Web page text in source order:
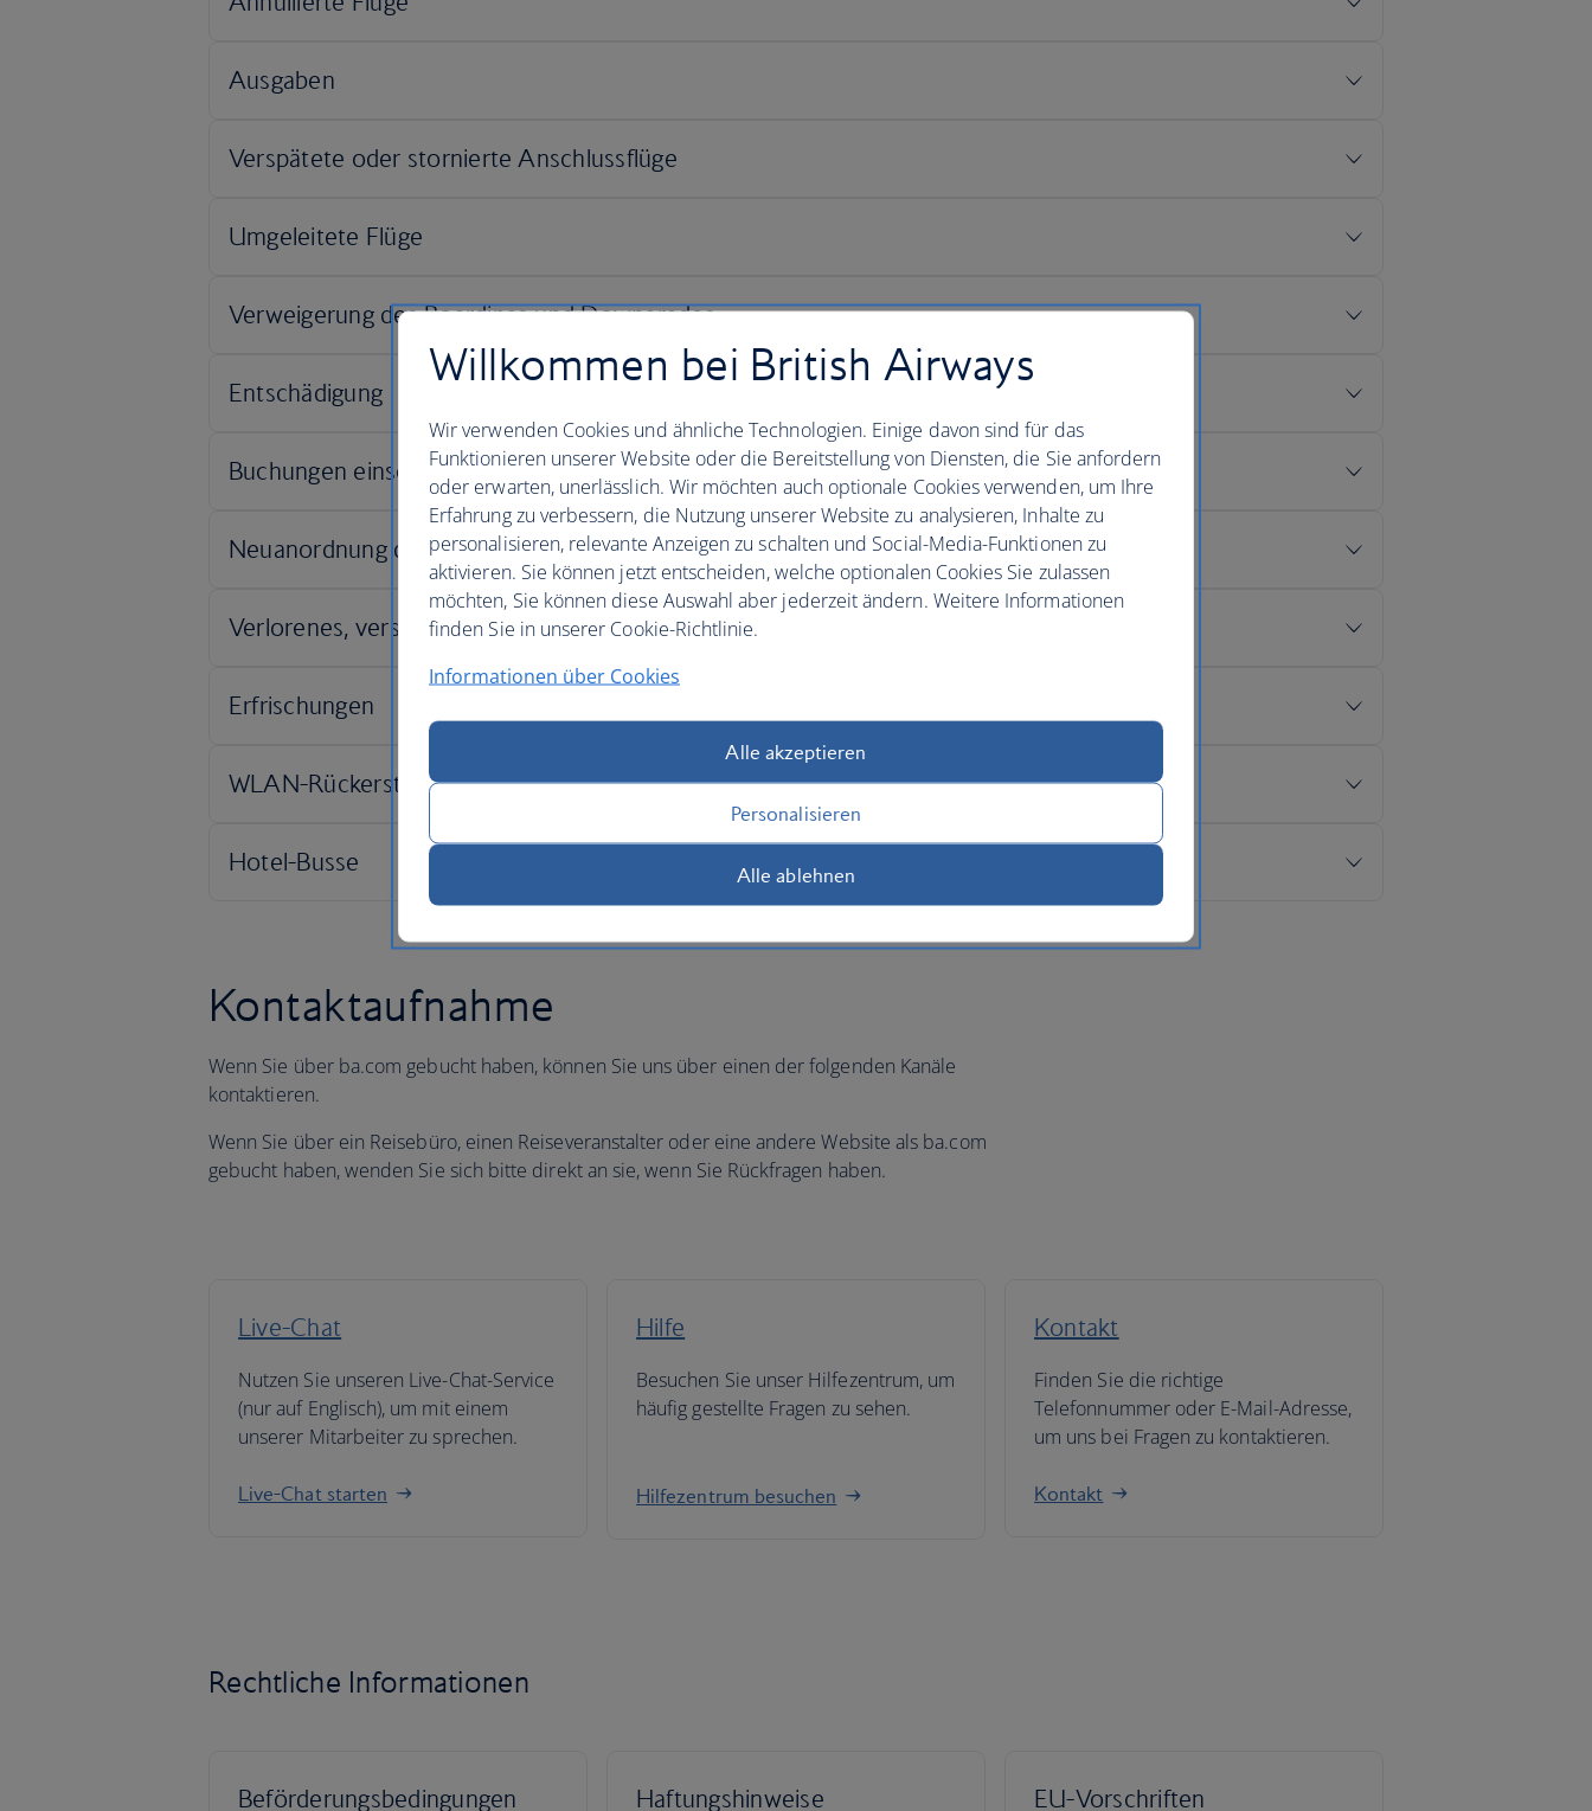
Kontaktaufnahme
Wenn Sie über ba.com gebucht haben, können Sie uns über einen der folgenden Kanäle
kontaktieren.
Wenn Sie über ein Reisebüro, einen Reiseveranstalter oder eine andere Website als ba.com
gebucht haben, wenden Sie sich bitte direkt an sie, wenn Sie Rückfragen haben.
Live-Chat
Nutzen Sie unseren Live-Chat-Service
(nur auf Englisch), um mit einem
unserer Mitarbeiter zu sprechen.
Live-Chat starten
Hilfe
Besuchen Sie unser Hilfezentrum, um
häufig gestellte Fragen zu sehen.
Hilfezentrum besuchen
Kontakt
Finden Sie die richtige
Telefonnummer oder E-Mail-Adresse,
um uns bei Fragen zu kontaktieren.
Kontakt
Rechtliche Informationen
Beförderungsbedingungen Haftungshinweise EU-Vorschriften
Willkommen bei British Airways
Wir verwenden Cookies und ähnliche Technologien. Einige davon sind für das
Funktionieren unserer Website oder die Bereitstellung von Diensten, die Sie anfordern
oder erwarten, unerlässlich. Wir möchten auch optionale Cookies verwenden, um Ihre
Erfahrung zu verbessern, die Nutzung unserer Website zu analysieren, Inhalte zu
personalisieren, relevante Anzeigen zu schalten und Social-Media-Funktionen zu
aktivieren. Sie können jetzt entscheiden, welche optionalen Cookies Sie zulassen
möchten, Sie können diese Auswahl aber jederzeit ändern. Weitere Informationen
finden Sie in unserer Cookie-Richtlinie.
Informationen über Cookies
Alle akzeptieren
Personalisieren
Alle ablehnen